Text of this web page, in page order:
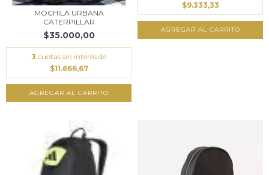
MOCHILA URBANA
CATERPILLAR
$35.000,00
3 cuotas sin interés de
$11.666,67
$9.333,33